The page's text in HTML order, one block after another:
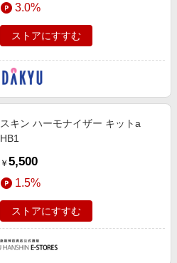
3.0%
ストアにすすむ
スキン ハーモナイザー キットa
HB1
￥ 5,500
1.5%
ストアにすすむ